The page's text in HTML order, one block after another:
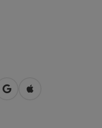
in Google Maps öffnen
in Apple Maps